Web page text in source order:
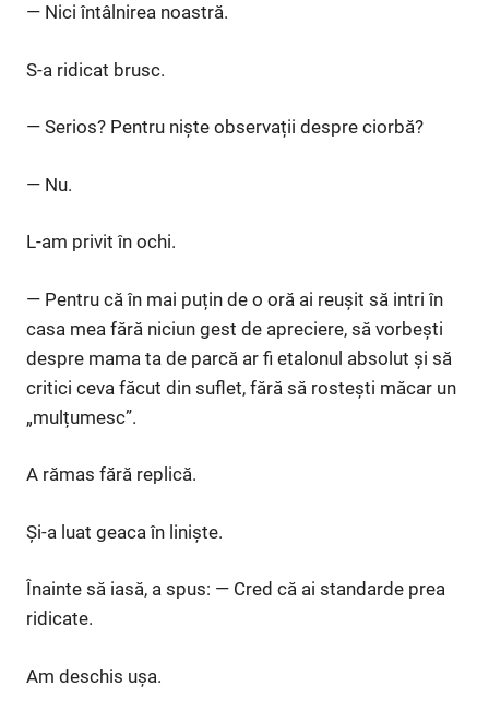
— Nici întâlnirea noastră.
S-a ridicat brusc.
— Serios? Pentru niște observații despre ciorbă?
— Nu.
L-am privit în ochi.
— Pentru că în mai puțin de o oră ai reușit să intri în
casa mea fără niciun gest de apreciere, să vorbești
despre mama ta de parcă ar fi etalonul absolut și să
critici ceva făcut din suflet, fără să rostești măcar un
„mulțumesc”.
A rămas fără replică.
Și-a luat geaca în liniște.
Înainte să iasă, a spus: — Cred că ai standarde prea
ridicate.
Am deschis ușa.